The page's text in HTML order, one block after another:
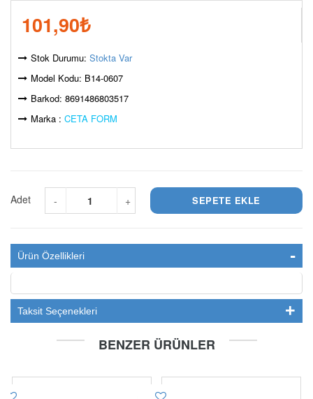
101,90₺
Stok Durumu: Stokta Var
Model Kodu: B14-0607
Barkod: 8691486803517
Marka : CETA FORM
Adet +
-
Ürün Özellikleri
Taksit Seçenekleri
BENZER ÜRÜNLER